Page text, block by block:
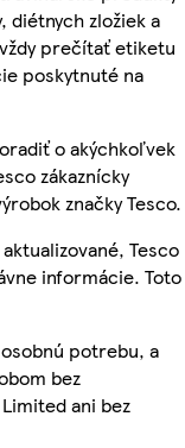
diétnych zložiek a
prečítať etiketu
poskytnuté na
o akýchkoľvek
zákaznícky
značky Tesco.
Tesco
informácie. Toto
potrebu, a
bez
ani bez